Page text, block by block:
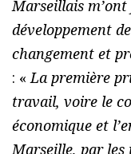
Marseillais
développement
changement et
: «La première
travail, voire le
économique et
Marseille, par les